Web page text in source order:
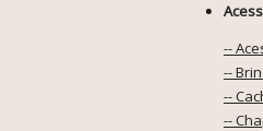
--
--
--
--